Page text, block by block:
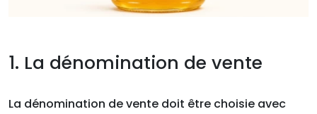
1. La dénomination de vente
La dénomination de vente doit être choisie avec